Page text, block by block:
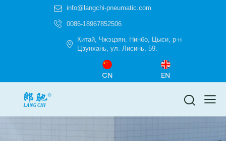
info@langchi-pneumatic.com
0086-18967852506
Китай, Чжэцзян, Нинбо, Цыси, р-н
Цзунхань, ул. Лисинь, 59.
CN EN